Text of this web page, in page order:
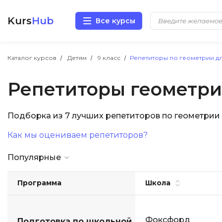
KursHub Все курсы
Каталог курсов Детям 9 класс Репетиторы по геометрии
Репетиторы
Подборка из 7 лучших репетиторов по
Как мы оцениваем репетиторов?
Популярные
Программа Школа
Фоксфорд
Разработка
Маркетинг
Аналитика
Иностранные языки